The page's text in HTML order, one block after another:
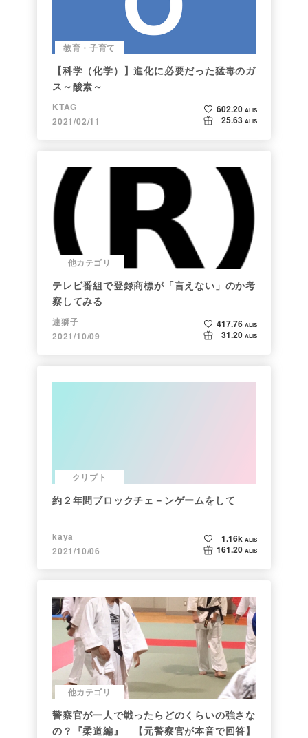
教育・子育て
【科学（化学）】進化に必要だった猛毒のガ
ス～酸素～
KTAG
2021/02/11
602.20 ALIS
25.63 ALIS
他カテゴリ
テレビ番組で登録商標が「言えない」のか考
察してみる
連獅子
2021/10/09
417.76 ALIS
31.20 ALIS
クリプト
約２年間ブロックチェ－ンゲームをして
kaya
2021/10/06
1.16k ALIS
161.20 ALIS
他カテゴリ
警察官が一人で戦ったらどのくらいの強さな
の？『柔道編』 【元警察官が本音で回答】